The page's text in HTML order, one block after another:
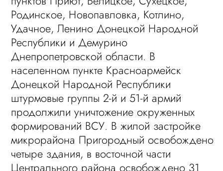
Родинское, Новопавловка, Котлино,
Удачное, Ленино Донецкой Народной
Республики и Демурино
Днепропетровской области. В
населенном пункте Красноармейск
Донецкой Народной Республики
штурмовые группы 2-й и 51-й армий
продолжили уничтожение окруженных
формирований ВСУ. В жилой застройке
микрорайона Пригородный освобождено
четыре здания, в восточной части
Центрального района освобождено 31